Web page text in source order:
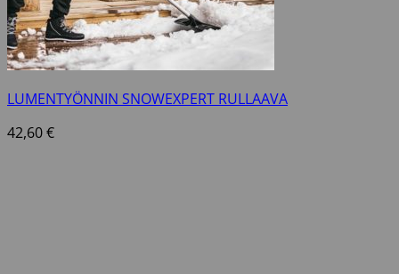
LUMENTYÖNNIN SNOWEXPERT RULLAAVA
42,60€